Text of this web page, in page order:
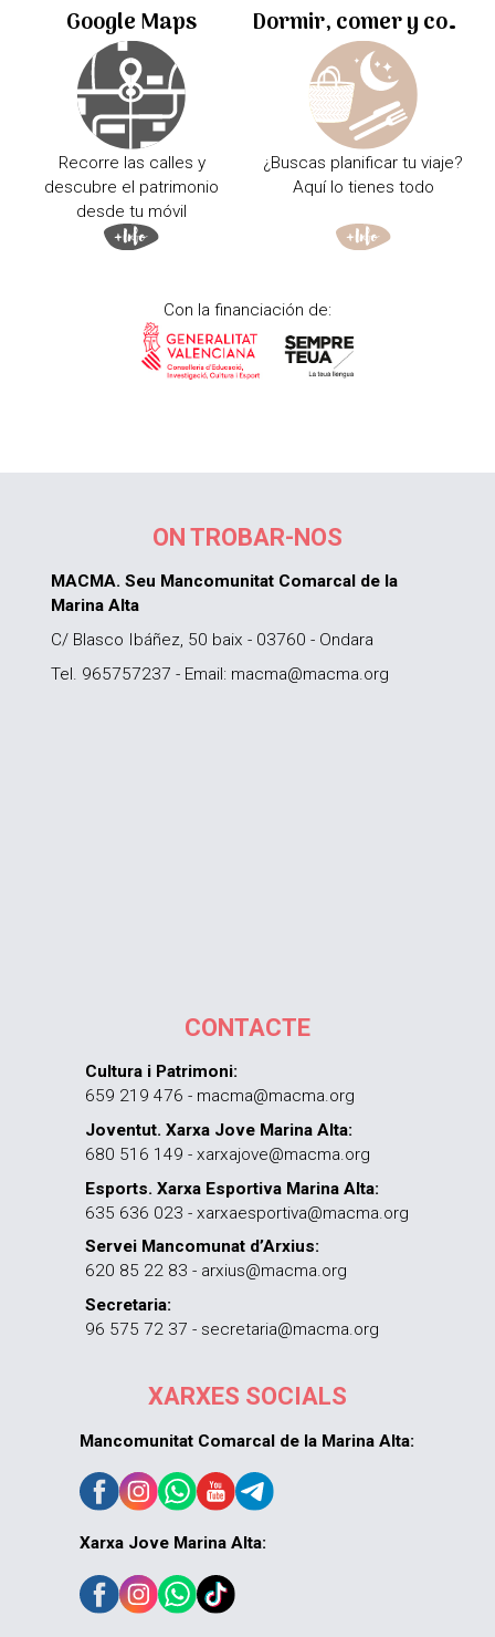
Google Maps
Recorre las calles y
descubre el patrimonio
desde tu móvil
Dormir, comer y comprar
¿Buscas planificar tu viaje?
Aquí lo tienes todo
Con la financiación de:
ON TROBAR-NOS
MACMA. Seu Mancomunitat Comarcal de la
Marina Alta
C/ Blasco Ibáñez, 50 baix - 03760 - Ondara
Tel. 965757237 - Email: macma@macma.org
CONTACTE
Cultura i Patrimoni:
659 219 476 - macma@macma.org
Joventut. Xarxa Jove Marina Alta:
680 516 149 - xarxajove@macma.org
Esports. Xarxa Esportiva Marina Alta:
635 636 023 - xarxaesportiva@macma.org
Servei Mancomunat d’Arxius:
620 85 22 83 - arxius@macma.org
Secretaria:
96 575 72 37 - secretaria@macma.org
XARXES SOCIALS
Mancomunitat Comarcal de la Marina Alta:
Xarxa Jove Marina Alta: